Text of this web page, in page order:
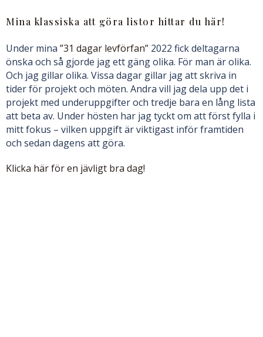
Mina klassiska att göra listor hittar du här!
Under mina ”31 dagar levförfan” 2022 fick deltagarna
önska och så gjorde jag ett gäng olika. För man är olika.
Och jag gillar olika. Vissa dagar gillar jag att skriva in
tider för projekt och möten. Andra vill jag dela upp det i
projekt med underuppgifter och tredje bara en lång lista
att beta av. Under hösten har jag tyckt om att först fylla i
mitt fokus – vilken uppgift är viktigast inför framtiden
och sedan dagens att göra.
Klicka här för en jävligt bra dag!